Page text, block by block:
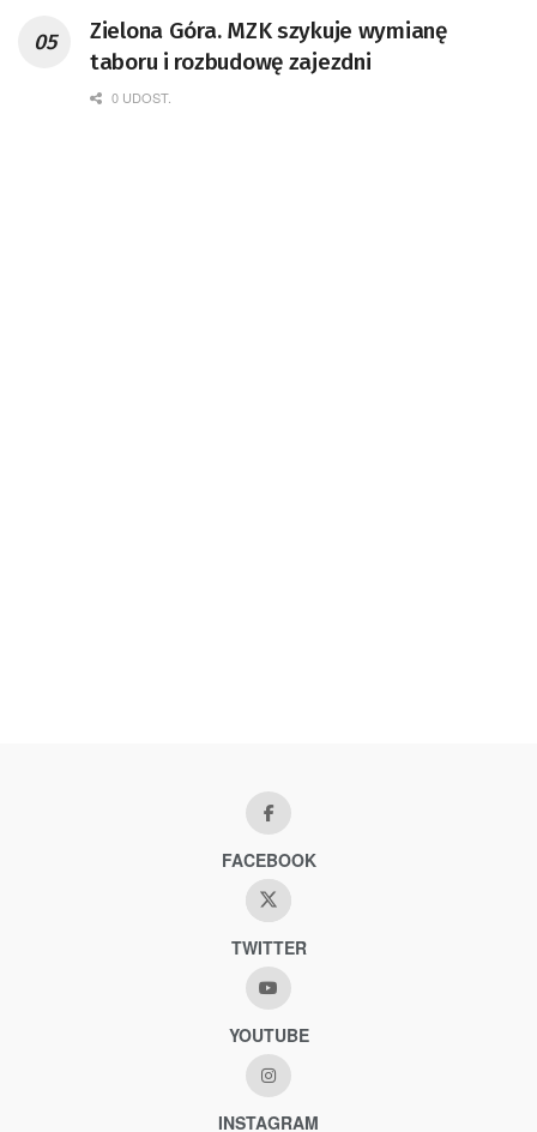
Zielona Góra. MZK szykuje wymianę
taboru i rozbudowę zajezdni
0 UDOST.
FACEBOOK
TWITTER
YOUTUBE
INSTAGRAM